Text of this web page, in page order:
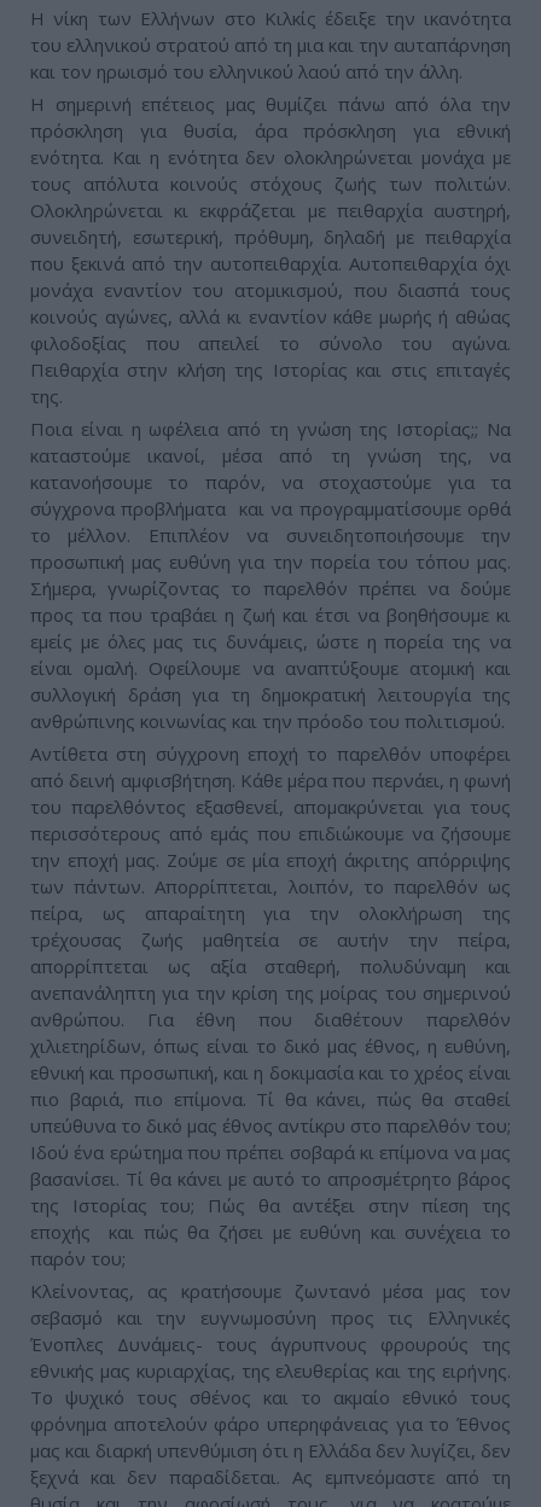
Η νίκη των Ελλήνων στο Κιλκίς έδειξε την ικανότητα
του ελληνικού στρατού από τη μια και την αυταπάρνηση
και τον ηρωισμό του ελληνικού λαού από την άλλη.
Η σημερινή επέτειος μας θυμίζει πάνω από όλα την
πρόσκληση για θυσία, άρα πρόσκληση για εθνική
ενότητα. Και η ενότητα δεν ολοκληρώνεται μονάχα με
τους απόλυτα κοινούς στόχους ζωής των πολιτών.
Ολοκληρώνεται κι εκφράζεται με πειθαρχία αυστηρή,
συνειδητή, εσωτερική, πρόθυμη, δηλαδή με πειθαρχία
που ξεκινά από την αυτοπειθαρχία. Αυτοπειθαρχία όχι
μονάχα εναντίον του ατομικισμού, που διασπά τους
κοινούς αγώνες, αλλά κι εναντίον κάθε μωρής ή αθώας
φιλοδοξίας που απειλεί το σύνολο του αγώνα.
Πειθαρχία στην κλήση της Ιστορίας και στις επιταγές
της.
Ποια είναι η ωφέλεια από τη γνώση της Ιστορίας;; Να
καταστούμε ικανοί, μέσα από τη γνώση της, να
κατανοήσουμε το παρόν, να στοχαστούμε για τα
σύγχρονα προβλήματα και να προγραμματίσουμε ορθά
το μέλλον. Επιπλέον να συνειδητοποιήσουμε την
προσωπική μας ευθύνη για την πορεία του τόπου μας.
Σήμερα, γνωρίζοντας το παρελθόν πρέπει να δούμε
προς τα που τραβάει η ζωή και έτσι να βοηθήσουμε κι
εμείς με όλες μας τις δυνάμεις, ώστε η πορεία της να
είναι ομαλή. Οφείλουμε να αναπτύξουμε ατομική και
συλλογική δράση για τη δημοκρατική λειτουργία της
ανθρώπινης κοινωνίας και την πρόοδο του πολιτισμού.
Αντίθετα στη σύγχρονη εποχή το παρελθόν υποφέρει
από δεινή αμφισβήτηση. Κάθε μέρα που περνάει, η φωνή
του παρελθόντος εξασθενεί, απομακρύνεται για τους
περισσότερους από εμάς που επιδιώκουμε να ζήσουμε
την εποχή μας. Ζούμε σε μία εποχή άκριτης απόρριψης
των πάντων. Απορρίπτεται, λοιπόν, το παρελθόν ως
πείρα, ως απαραίτητη για την ολοκλήρωση της
τρέχουσας ζωής μαθητεία σε αυτήν την πείρα,
απορρίπτεται ως αξία σταθερή, πολυδύναμη και
ανεπανάληπτη για την κρίση της μοίρας του σημερινού
ανθρώπου. Για έθνη που διαθέτουν παρελθόν
χιλιετηρίδων, όπως είναι το δικό μας έθνος, η ευθύνη,
εθνική και προσωπική, και η δοκιμασία και το χρέος είναι
πιο βαριά, πιο επίμονα. Τί θα κάνει, πώς θα σταθεί
υπεύθυνα το δικό μας έθνος αντίκρυ στο παρελθόν του;
Ιδού ένα ερώτημα που πρέπει σοβαρά κι επίμονα να μας
βασανίσει. Τί θα κάνει με αυτό το απροσμέτρητο βάρος
της Ιστορίας του; Πώς θα αντέξει στην πίεση της
εποχής και πώς θα ζήσει με ευθύνη και συνέχεια το
παρόν του;
Κλείνοντας, ας κρατήσουμε ζωντανό μέσα μας τον
σεβασμό και την ευγνωμοσύνη προς τις Ελληνικές
Ένοπλες Δυνάμεις- τους άγρυπνους φρουρούς της
εθνικής μας κυριαρχίας, της ελευθερίας και της ειρήνης.
Το ψυχικό τους σθένος και το ακμαίο εθνικό τους
φρόνημα αποτελούν φάρο υπερηφάνειας για το Έθνος
μας και διαρκή υπενθύμιση ότι η Ελλάδα δεν λυγίζει, δεν
ξεχνά και δεν παραδίδεται. Ας εμπνεόμαστε από τη